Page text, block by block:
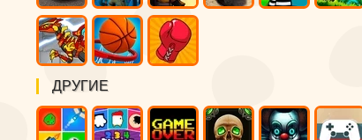
ДРУГИЕ